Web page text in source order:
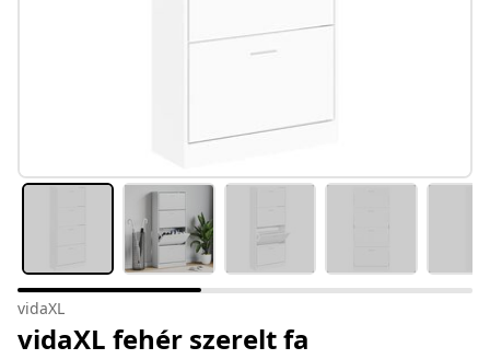
vidaXL
vidaXL fehér szerelt fa